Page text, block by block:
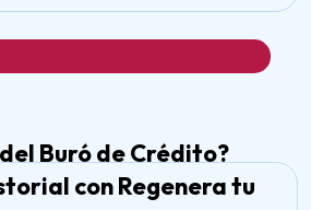
Buró de Crédito?
con Regenera tu